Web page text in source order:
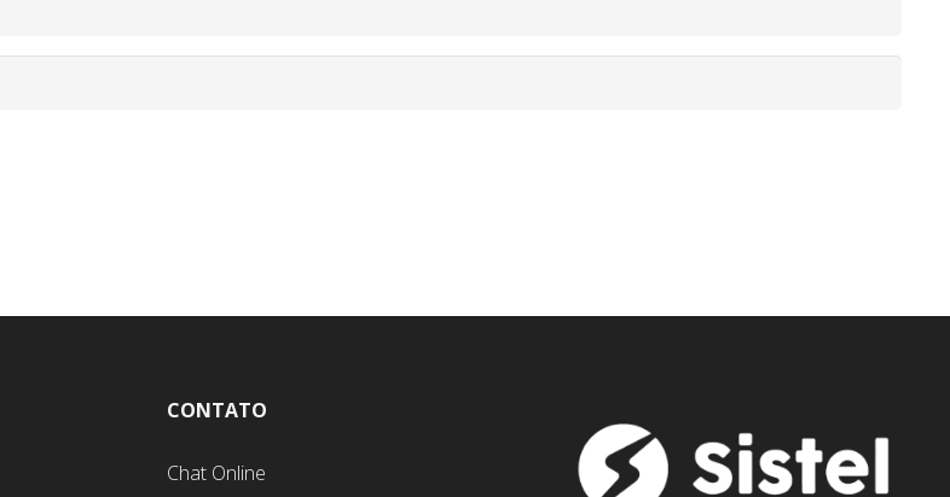
CONTATO
Chat Online